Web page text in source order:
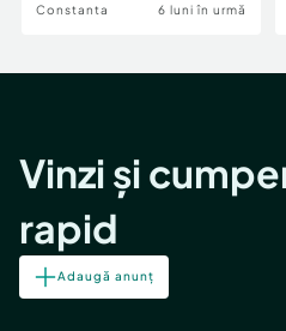
Constanta 6 luni în urmă
Vinzi și
rapid
Adaugă anunț